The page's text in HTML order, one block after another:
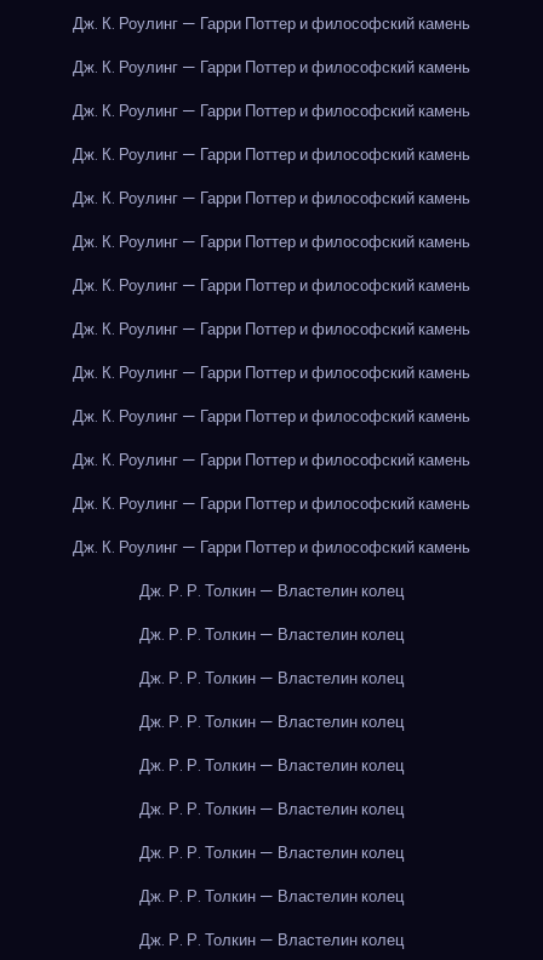
Дж. К. Роулинг — Гарри Поттер и философский камень
Дж. К. Роулинг — Гарри Поттер и философский камень
Дж. К. Роулинг — Гарри Поттер и философский камень
Дж. К. Роулинг — Гарри Поттер и философский камень
Дж. К. Роулинг — Гарри Поттер и философский камень
Дж. К. Роулинг — Гарри Поттер и философский камень
Дж. К. Роулинг — Гарри Поттер и философский камень
Дж. К. Роулинг — Гарри Поттер и философский камень
Дж. К. Роулинг — Гарри Поттер и философский камень
Дж. К. Роулинг — Гарри Поттер и философский камень
Дж. К. Роулинг — Гарри Поттер и философский камень
Дж. К. Роулинг — Гарри Поттер и философский камень
Дж. К. Роулинг — Гарри Поттер и философский камень
Дж. Р. Р. Толкин — Властелин колец
Дж. Р. Р. Толкин — Властелин колец
Дж. Р. Р. Толкин — Властелин колец
Дж. Р. Р. Толкин — Властелин колец
Дж. Р. Р. Толкин — Властелин колец
Дж. Р. Р. Толкин — Властелин колец
Дж. Р. Р. Толкин — Властелин колец
Дж. Р. Р. Толкин — Властелин колец
Дж. Р. Р. Толкин — Властелин колец